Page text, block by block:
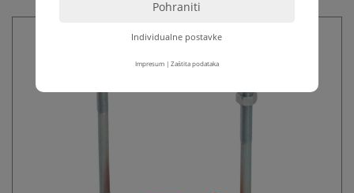
Individualne postavke
Impresum| Zaštita podataka